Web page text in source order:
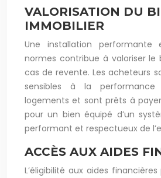
VALORISATION DU
IMMOBILIER
Une installation
normes contribue à valoriser le
cas de revente. Les acheteurs
sensibles à la performance
logements et sont prêts à
pour un bien équipé d’un
performant et respectueux de
ACCÈS AUX AIDES
L’éligibilité aux aides